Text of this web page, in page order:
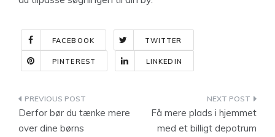
FACEBOOK TWITTER
PINTEREST LINKEDIN
Indlægsnavigation
Derfor bør du tænke mere
over dine børns
Få mere plads i hjemmet
med et billigt depotrum